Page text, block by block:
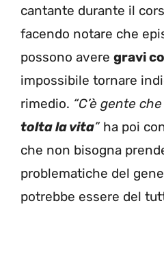
cantante durante il
facendo notare che
possono avere gravi
impossibile tornare
rimedio. “C’è gente
tolta la vita”ha poi
che non bisogna
problematiche del
potrebbe essere del